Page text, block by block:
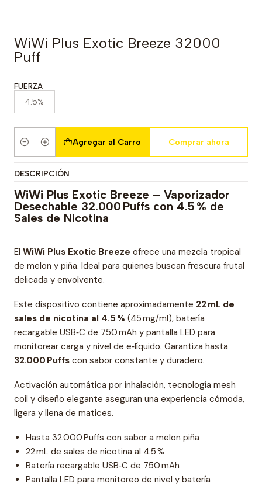
WiWi Plus Exotic Breeze 32000
Puff
FUERZA
4.5%
Cantidad
Agregar al Carro Comprar ahora
DESCRIPCIÓN
WiWi Plus Exotic Breeze – Vaporizador
Desechable 32.000 Puffs con 4.5 % de
Sales de Nicotina
El WiWi Plus Exotic Breeze ofrece una mezcla tropical
de melon y piña. Ideal para quienes buscan frescura frutal
delicada y envolvente.
Este dispositivo contiene aproximadamente 22 mL de
sales de nicotina al 4.5 % (45 mg/ml), batería
recargable USB‑C de 750 mAh y pantalla LED para
monitorear carga y nivel de e‑líquido. Garantiza hasta
32.000 Puffs con sabor constante y duradero.
Activación automática por inhalación, tecnología mesh
coil y diseño elegante aseguran una experiencia cómoda,
ligera y llena de matices.
Hasta 32.000 Puffs con sabor a melon piña
22 mL de sales de nicotina al 4.5 %
Batería recargable USB‑C de 750 mAh
Pantalla LED para monitoreo de nivel y batería